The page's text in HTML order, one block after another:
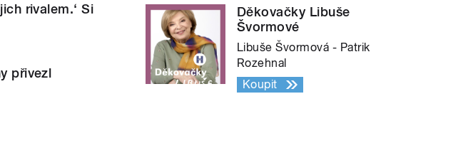
rivalem.‘ Si
přivezl
Děkovačky Libuše
Švormové
Libuše Švormová - Patrik
Rozehnal
Koupit